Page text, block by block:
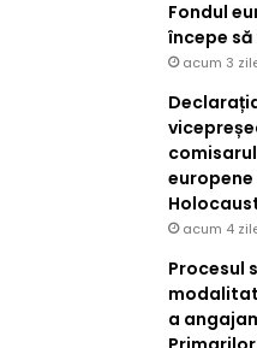
Fondul
începe
acum 3
acum 4
Procesul
a